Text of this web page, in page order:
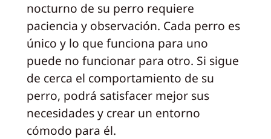
nocturno de su perro requiere
paciencia y observación. Cada perro es
único y lo que funciona para uno
puede no funcionar para otro. Si sigue
de cerca el comportamiento de su
perro, podrá satisfacer mejor sus
necesidades y crear un entorno
cómodo para él.